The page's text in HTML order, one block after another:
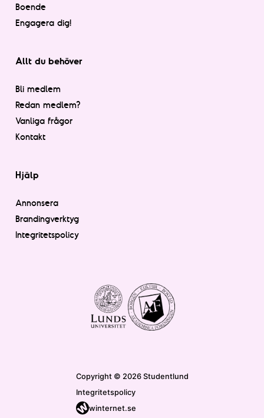
Boende
Engagera dig!
Allt du behöver
Bli medlem
Redan medlem?
Vanliga frågor
Kontakt
Hjälp
Annonsera
Brandingverktyg
Integritetspolicy
Copyright © 2026 Studentlund
Integritetspolicy
winternet.se